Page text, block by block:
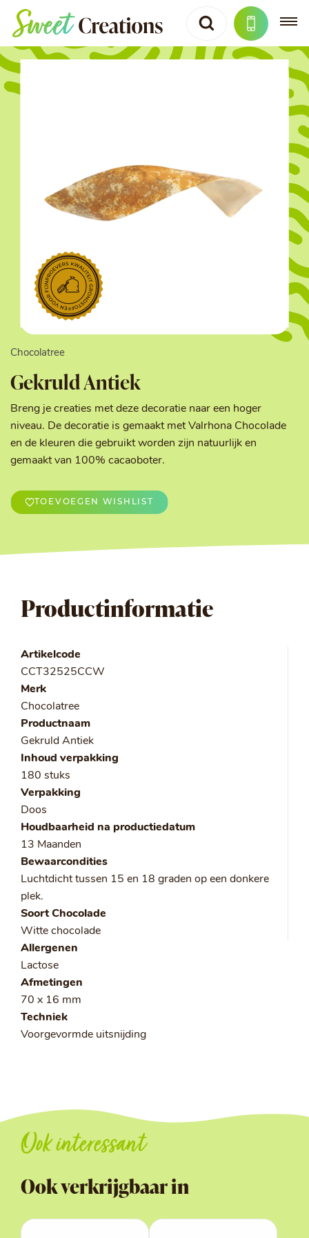
Chocolatree
Gekruld Antiek
Breng je creaties met deze decoratie naar een hoger
niveau. De decoratie is gemaakt met Valrhona Chocolade
en de kleuren die gebruikt worden zijn natuurlijk en
gemaakt van 100% cacaoboter.
TOEVOEGEN WISHLIST
Productinformatie
Artikelcode
CCT32525CCW
Merk
Chocolatree
Productnaam
Gekruld Antiek
Inhoud verpakking
180 stuks
Verpakking
Doos
Houdbaarheid na productiedatum
13 Maanden
Bewaarcondities
Luchtdicht tussen 15 en 18 graden op een donkere
plek.
Soort Chocolade
Witte chocolade
Allergenen
Lactose
Afmetingen
70 x 16 mm
Techniek
Voorgevormde uitsnijding
Ook interessant
Ook verkrijgbaar in